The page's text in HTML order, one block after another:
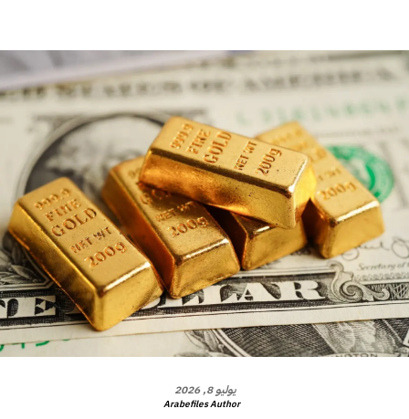
يوليو 8, 2026
Arabefiles Author